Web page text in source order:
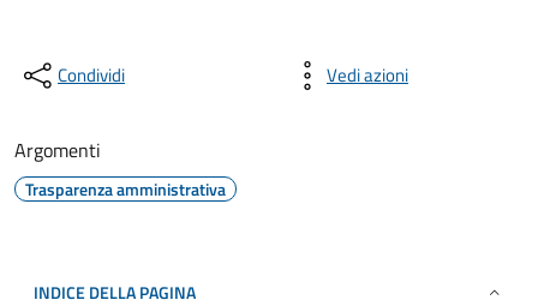
Condividi Vedi azioni
Argomenti
Trasparenza amministrativa
INDICE DELLA PAGINA